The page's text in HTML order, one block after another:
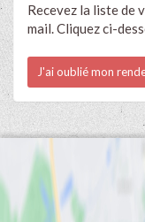
Recevez la liste de
mail. Cliquez ci-
J'ai oublié mon